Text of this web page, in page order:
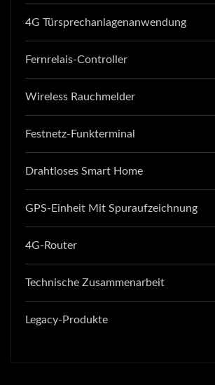
4G Türsprechanlagenanwendung
Fernrelais-Controller
Wireless Rauchmelder
Festnetz-Funkterminal
Drahtloses Smart Home
GPS-Einheit Mit Spuraufzeichnung
4G-Router
Technische Zusammenarbeit
Legacy-Produkte